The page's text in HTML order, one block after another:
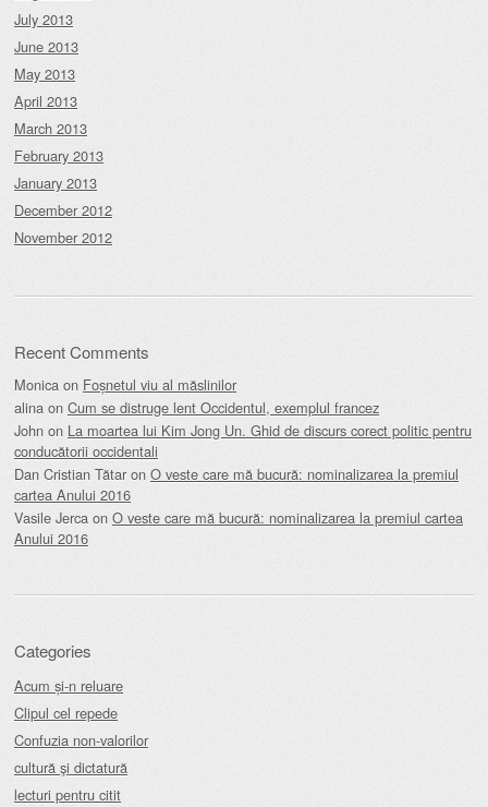
July 2013
June 2013
May 2013
April 2013
March 2013
February 2013
January 2013
December 2012
November 2012
Recent Comments
Monica on Foșnetul viu al măslinilor
alina on Cum se distruge lent Occidentul, exemplul francez
John on La moartea lui Kim Jong Un. Ghid de discurs corect politic pentru
conducătorii occidentali
Dan Cristian Tătar on O veste care mă bucură: nominalizarea la premiul
cartea Anului 2016
Vasile Jerca on O veste care mă bucură: nominalizarea la premiul cartea
Anului 2016
Categories
Acum și-n reluare
Clipul cel repede
Confuzia non-valorilor
cultură şi dictatură
lecturi pentru citit